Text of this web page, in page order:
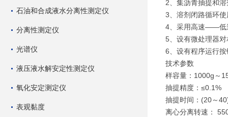
石油和合成液水分离性测定仪
分离性测定仪
光谱仪
液压液水解安定性测定仪
氧化安定测定仪
表观黏度
2、集沥青抽提和
3、溶剂闭路循环
4、采用高速——低
5、设有微处理器
6、设有程序运行
技术参数
样容量：1000g
抽提精度：≤0.1%
抽提时间：(20～
离心分离转速：